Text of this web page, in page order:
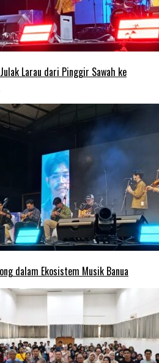
Larau dari Pinggir Sawah ke
dalam Ekosistem Musik Banua